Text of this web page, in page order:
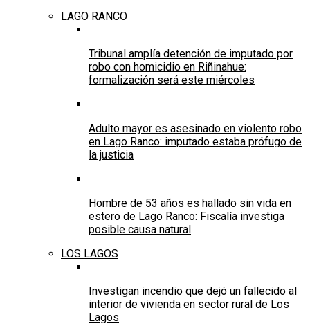
LAGO RANCO
Tribunal amplía detención de imputado por
robo con homicidio en Riñinahue:
formalización será este miércoles
Adulto mayor es asesinado en violento robo
en Lago Ranco: imputado estaba prófugo de
la justicia
Hombre de 53 años es hallado sin vida en
estero de Lago Ranco: Fiscalía investiga
posible causa natural
LOS LAGOS
Investigan incendio que dejó un fallecido al
interior de vivienda en sector rural de Los
Lagos